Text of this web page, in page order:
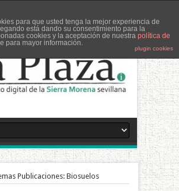
para que usted tenga la mejor experiencia de
está dando su consentimiento para la
cookies y la aceptación de nuestra política de
para mayor información.
plugin cookies
Publicaciones: Biosuelos